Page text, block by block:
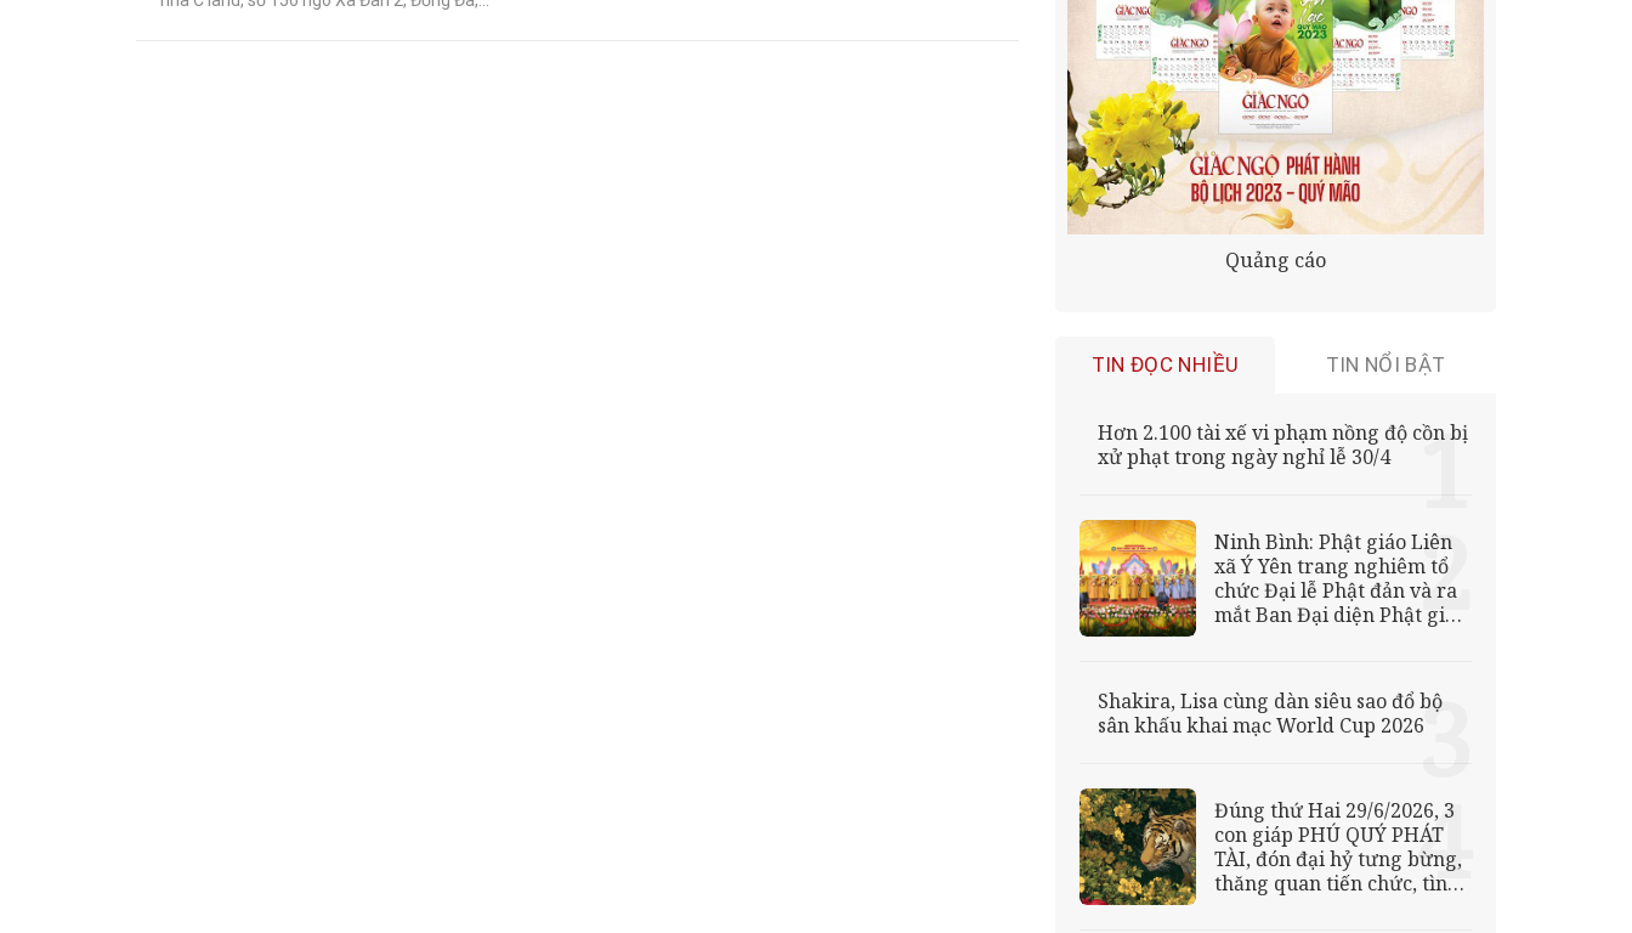
Quảng cáo
TIN ĐỌC NHIỀU TIN NỔI BẬT
Hơn 2.100 tài xế vi phạm nồng độ cồn bị
xử phạt trong ngày nghỉ lễ 30/4
Ninh Bình: Phật giáo Liên
xã Ý Yên trang nghiêm tổ
chức Đại lễ Phật đản và ra
mắt Ban Đại diện Phật giáo
Shakira, Lisa cùng dàn siêu sao đổ bộ
sân khấu khai mạc World Cup 2026
Đúng thứ Hai 29/6/2026, 3
con giáp PHÚ QUÝ PHÁT
TÀI, đón đại hỷ tưng bừng,
thăng quan tiến chức, tình